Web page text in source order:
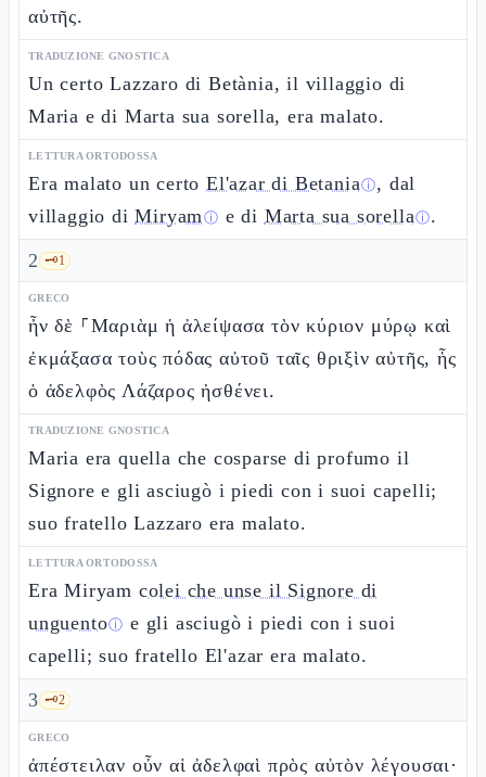
αὐτῆς.
TRADUZIONE GNOSTICA
Un certo Lazzaro di Betània, il villaggio di
Maria e di Marta sua sorella, era malato.
LETTURA ORTODOSSA
Era malato un certoEl'azar di Betaniaⓘ, dal
villaggio diMiryamⓘ e di Marta sua sorellaⓘ.
2 🗝️1
GRECO
ἦν δὲ ⸀Μαριὰμ ἡ ἀλείψασα τὸν κύριον μύρῳ καὶ
ἐκμάξασα τοὺς πόδας αὐτοῦ ταῖς θριξὶν αὐτῆς, ἧς
ὁ ἀδελφὸς Λάζαρος ἠσθένει.
TRADUZIONE GNOSTICA
Maria era quella che cosparse di profumo il
Signore e gli asciugò i piedi con i suoi capelli;
suo fratello Lazzaro era malato.
LETTURA ORTODOSSA
Era Miryam colei che unse il Signore di
unguentoⓘ e gli asciugò i piedi con i suoi
capelli; suo fratello El'azar era malato.
3 🗝️2
GRECO
ἀπέστειλαν οὖν αἱ ἀδελφαὶ πρὸς αὐτὸν λέγουσαι·